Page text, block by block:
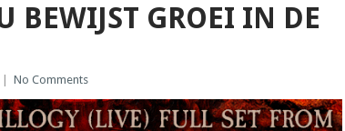
BEWIJST GROEI IN DE
No Comments